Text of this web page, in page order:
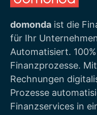
domonda ist die
für Ihr
Automatisiert.
Finanzprozesse.
Rechnungen
Prozesse
Finanzservices in